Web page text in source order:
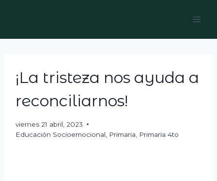
¡La tristeza nos ayuda a
reconciliarnos!
viernes 21 abril, 2023
Educación Socioemocional
Primaria Primaria 4to